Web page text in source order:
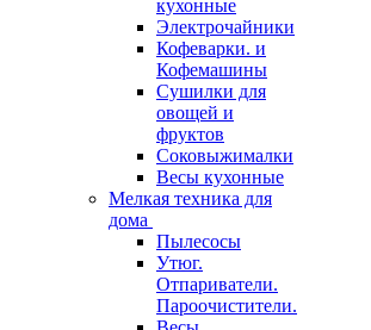
кухонные
Электрочайники
Кофеварки. и
Кофемашины
Сушилки для
овощей и
фруктов
Соковыжималки
Весы кухонные
Мелкая техника для
дома
Пылесосы
Утюг.
Отпариватели.
Пароочистители.